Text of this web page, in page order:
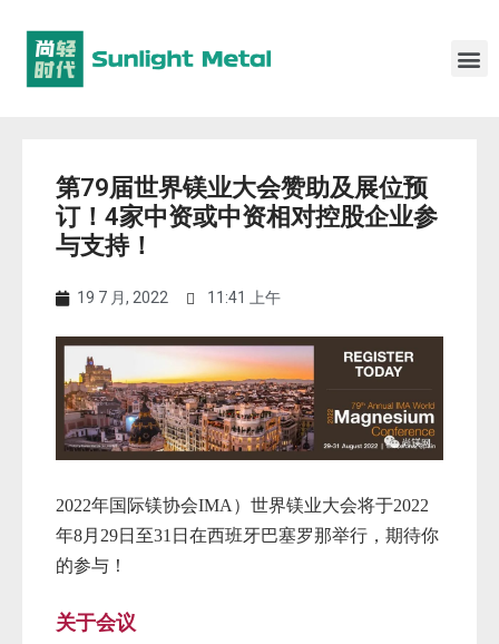
第79届世界镁业大会赞助及展位预
订！4家中资或中资相对控股企业参
与支持！
19 7 月, 2022 11:41 上午
2022年国际镁协会IMA）世界镁业大会将于2022
年8月29日至31日在西班牙巴塞罗那举行，期待你
的参与！
关于会议